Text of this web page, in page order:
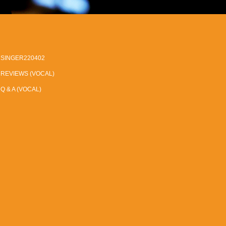
SINGER220402
REVIEWS (VOCAL)
Q & A (VOCAL)